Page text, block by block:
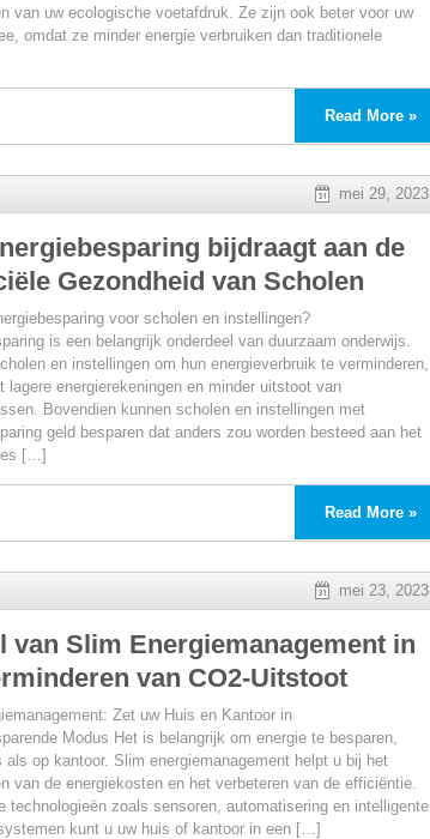
van uw ecologische voetafdruk. Ze zijn ook beter voor uw
omdat ze minder energie verbruiken dan traditionele
Read More »
mei 29, 2023
bijdraagt aan de
Gezondheid van Scholen
voor scholen en instellingen?
is een belangrijk onderdeel van duurzaam onderwijs.
en instellingen om hun energieverbruik te verminderen,
lagere energierekeningen en minder uitstoot van
Bovendien kunnen scholen en instellingen met
geld besparen dat anders zou worden besteed aan het
[…]
Read More »
mei 23, 2023
van Slim Energiemanagement in
van CO2-Uitstoot
Zet uw Huis en Kantoor in
Modus Het is belangrijk om energie te besparen,
als op kantoor. Slim energiemanagement helpt u bij het
van de energiekosten en het verbeteren van de efficiëntie.
technologieën zoals sensoren, automatisering en intelligente
kunt u uw huis of kantoor in een […]